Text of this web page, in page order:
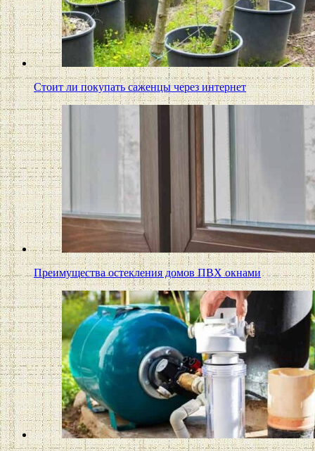
Стоит ли покупать саженцы через интернет
Преимущества остекления домов ПВХ окнами